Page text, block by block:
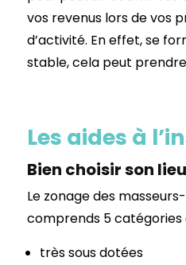
vos revenus lors de vos
d’activité. En effet, se
stable, cela peut
Les aides à
Bien choisir son
Le zonage des
comprends 5 catégories
très sous dotées